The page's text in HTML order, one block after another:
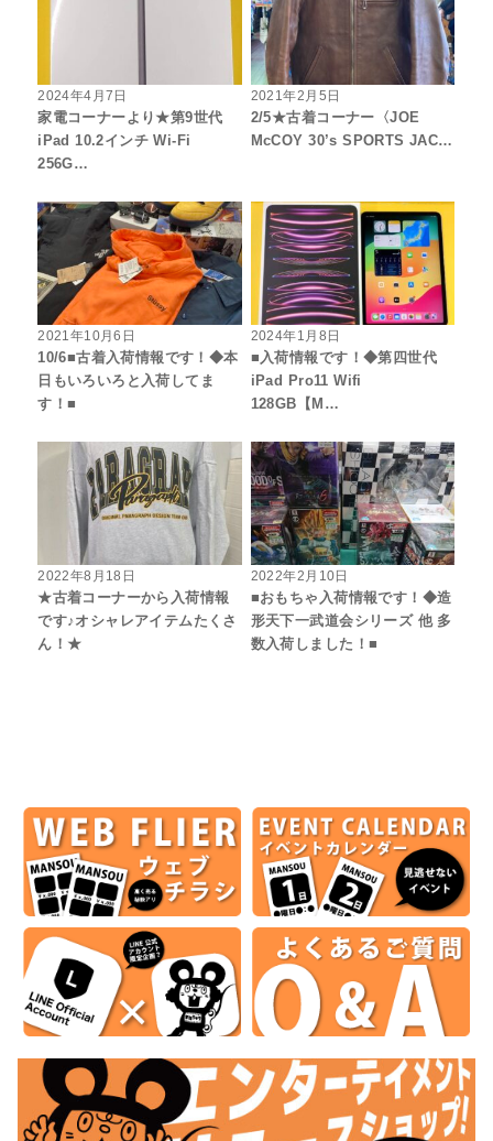
2024年4月7日
家電コーナーより★第9世代
iPad 10.2インチ Wi-Fi
256G…
2021年2月5日
2/5★古着コーナー〈JOE
McCOY 30’s SPORTS JAC…
2021年10月6日
10/6■古着入荷情報です！◆本
日もいろいろと入荷してま
す！■
2024年1月8日
■入荷情報です！◆第四世代
iPad Pro11 Wifi
128GB【M…
2022年8月18日
★古着コーナーから入荷情報
です♪オシャレアイテムたくさ
ん！★
2022年2月10日
■おもちゃ入荷情報です！◆造
形天下一武道会シリーズ 他 多
数入荷しました！■